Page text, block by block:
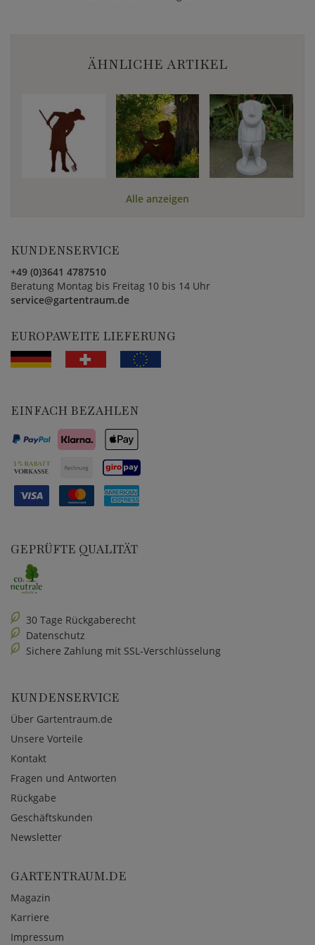
ÄHNLICHE ARTIKEL
Alle anzeigen
KUNDENSERVICE
+49 (0)3641 4787510
Beratung Montag bis Freitag 10 bis 14 Uhr
service@gartentraum.de
EUROPAWEITE LIEFERUNG
EINFACH BEZAHLEN
GEPRÜFTE QUALITÄT
30 Tage Rückgaberecht
Datenschutz
Sichere Zahlung mit SSL-Verschlüsselung
KUNDENSERVICE
Über Gartentraum.de
Unsere Vorteile
Kontakt
Fragen und Antworten
Rückgabe
Geschäftskunden
Newsletter
GARTENTRAUM.DE
Magazin
Karriere
Impressum